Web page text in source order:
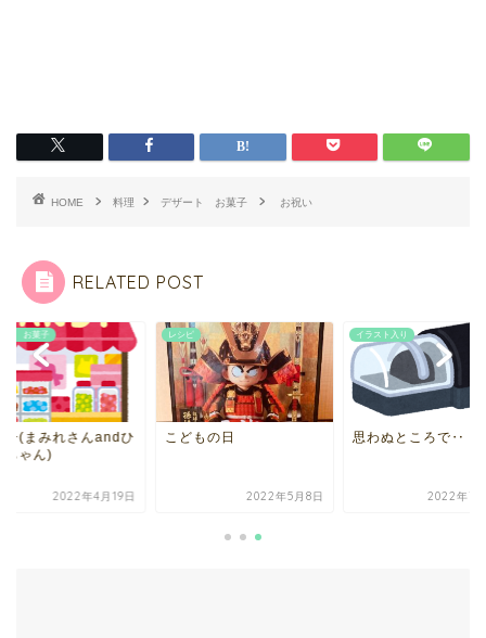
HOME 料理 デザート お菓子 お祝い
RELATED POST
ト お菓子
子(まみれさんandひ
ちゃん)
2022年4月19日
レシピ
こどもの日
2022年5月8日
イラスト入り
思わぬところで‥
2022年7